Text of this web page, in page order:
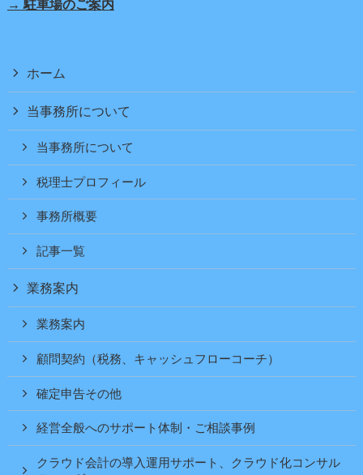
→ 駐車場のご案内
ホーム
当事務所について
当事務所について
税理士プロフィール
事務所概要
記事一覧
業務案内
業務案内
顧問契約（税務、キャッシュフローコーチ）
確定申告その他
経営全般へのサポート体制・ご相談事例
クラウド会計の導入運用サポート、クラウド化コンサル